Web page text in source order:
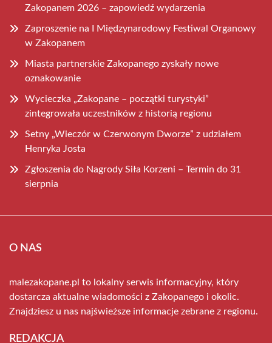
Zakopanem 2026 – zapowiedź wydarzenia
Zaproszenie na I Międzynarodowy Festiwal Organowy
w Zakopanem
Miasta partnerskie Zakopanego zyskały nowe
oznakowanie
Wycieczka „Zakopane – początki turystyki”
zintegrowała uczestników z historią regionu
Setny „Wieczór w Czerwonym Dworze” z udziałem
Henryka Josta
Zgłoszenia do Nagrody Siła Korzeni – Termin do 31
sierpnia
O NAS
malezakopane.pl to lokalny serwis informacyjny, który
dostarcza aktualne wiadomości z Zakopanego i okolic.
Znajdziesz u nas najświeższe informacje zebrane z regionu.
REDAKCJA